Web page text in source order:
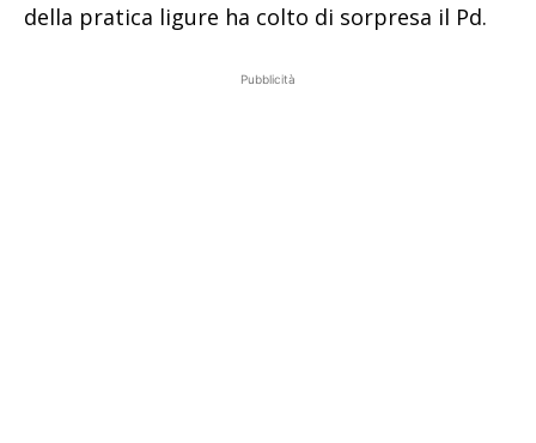
della pratica ligure ha colto di sorpresa il Pd.
Pubblicità